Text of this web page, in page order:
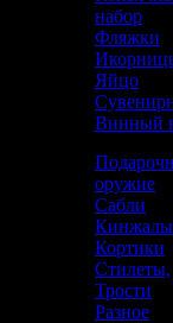
набор
Фляжки
Яйцо
Винный
оружие
Сабли
Кинжалы
Кортики
Стилеты,
Трости
Разное